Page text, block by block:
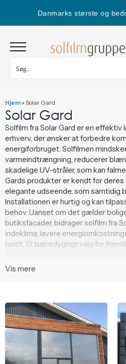
Danmarks største og
Hjem » Solar Gard
Solar Gard
Solfilm fra Solar Gard er en effektiv
erhverv, der ønsker at forbedre
energiforbruget. Solfilmen
varmeindtrængning, reducerer
skadelige UV-stråler, som kan
Gards produkter er kendt for
elegante udseende, som samtidig
Installationen er hurtig og kan
behov. Uanset om det gælder
butiksfacader, bidrager solfilm fra
indeklima, lavere
rundt. Et bæredygtigt valg for
Vis mere